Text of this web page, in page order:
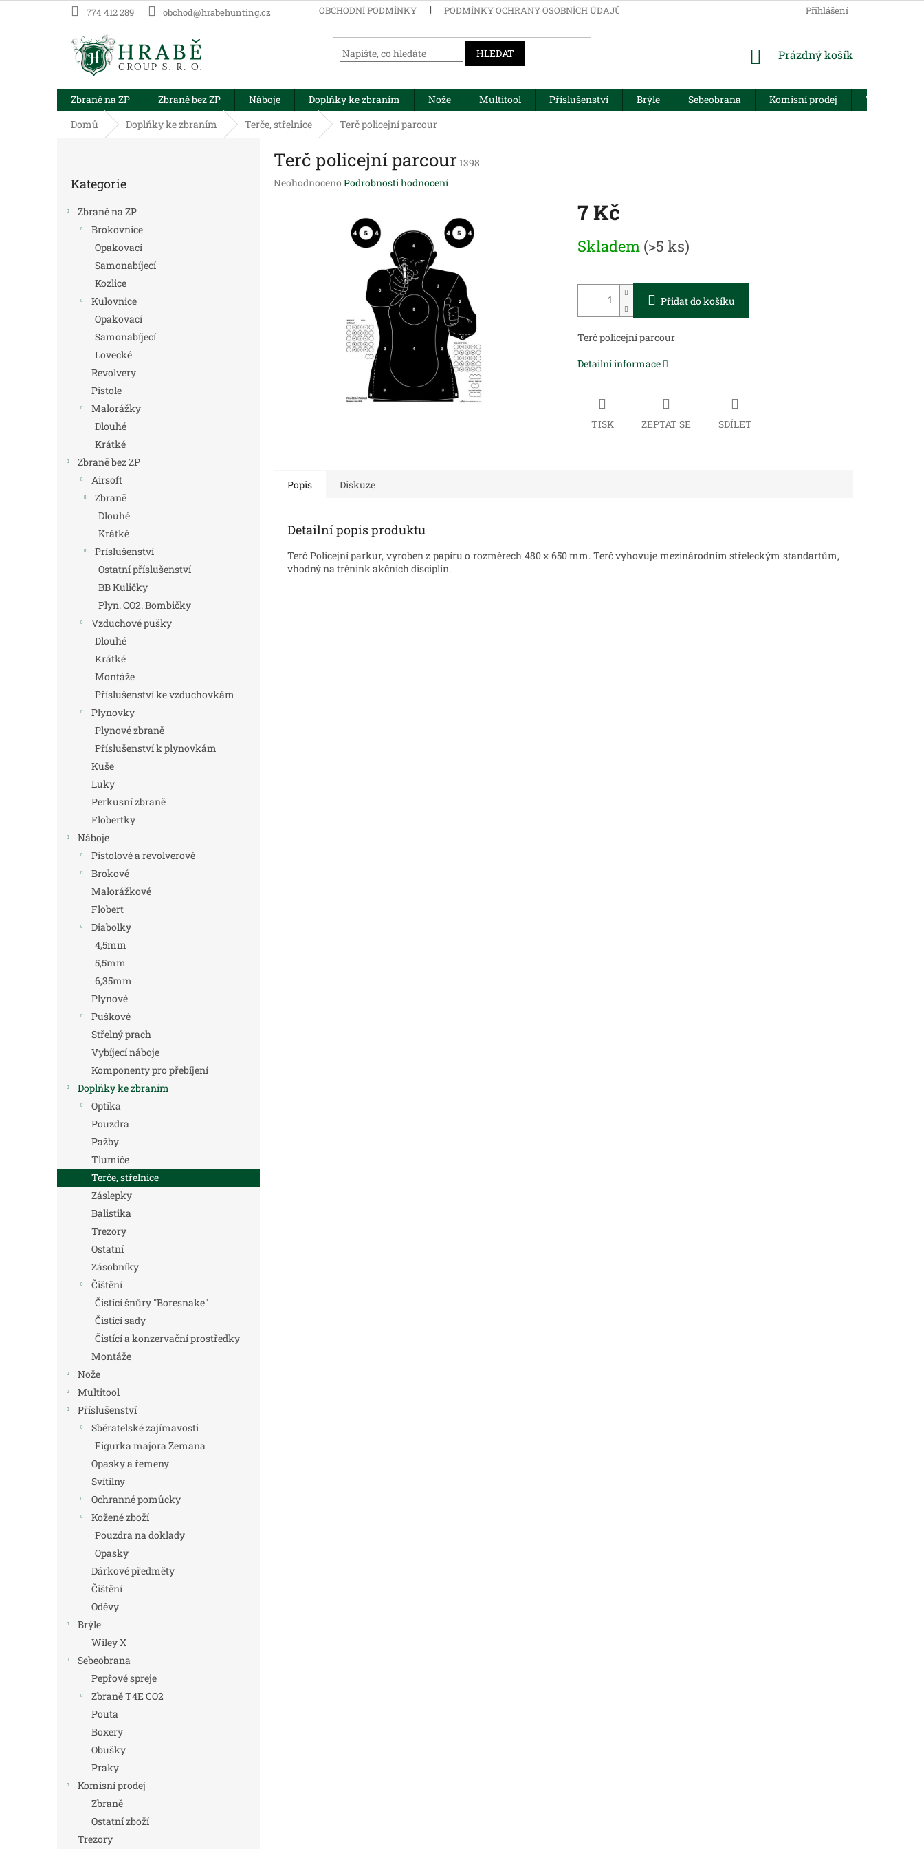
na
774 412 289 obchod@hrabehunting.cz OBCHODNÍ PODMÍNKY PODMÍNKY OCHRANY OSOBNÍCH ÚDAJŮ Přihlášení
HLEDAT
NÁKUPNÍ
Prázdný košík
Zbraně na ZP Zbraně bez ZP Náboje Doplňky ke zbraním Nože Multitool Příslušenství Brýle Sebeobrana Komisní prodej
Trezory
Domů
Doplňky ke zbraním Terče, střelnice Terč policejní parcour
kategorie
Kategorie
Zbraně na ZP
Brokovnice
Opakovací
Samonabíjecí
Kozlice
Kulovnice
Opakovací
Samonabíjecí
Lovecké
Revolvery
Pistole
Malorážky
Dlouhé
Krátké
Zbraně bez ZP
Airsoft
Zbraně
Dlouhé
Krátké
Príslušenství
Ostatní příslušenství
BB Kuličky
Plyn. CO2. Bombičky
Vzduchové pušky
Dlouhé
Krátké
Montáže
Příslušenství ke vzduchovkám
Plynovky
Plynové zbraně
Příslušenství k plynovkám
Kuše
Luky
Perkusní zbraně
Flobertky
Náboje
Pistolové a revolverové
Brokové
Malorážkové
Flobert
Diabolky
4,5mm
5,5mm
6,35mm
Plynové
Puškové
Střelný prach
Vybíjecí náboje
Komponenty pro přebíjení
Doplňky ke zbraním
Optika
Pouzdra
Pažby
Tlumiče
Terče, střelnice
Záslepky
Balistika
Trezory
Ostatní
Zásobníky
Čištění
Čistící šnůry "Boresnake"
Čistící sady
Čistící a konzervační prostředky
Montáže
Nože
Multitool
Příslušenství
Sběratelské zajímavosti
Figurka majora Zemana
Opasky a řemeny
Svítilny
Ochranné pomůcky
Kožené zboží
Pouzdra na doklady
Opasky
Dárkové předměty
Čištění
Oděvy
Brýle
Wiley X
Sebeobrana
Pepřové spreje
Zbraně T4E CO2
Pouta
Boxery
Obušky
Praky
Komisní prodej
Zbraně
Ostatní zboží
Trezory
Terč policejní parcour 1398
Průměrné
Neohodnoceno Podrobnosti hodnocení
7 Kč
cena:
Skladem (>5 ks)
Přidat do košíku
Terč policejní parcour
Detailní informace
TISK ZEPTAT SE SDÍLET
Popis Diskuze
Detailní popis produktu
Terč Policejní parkur, vyroben z papíru o rozměrech 480 x 650 mm. Terč vyhovuje mezinárodním střeleckým standartům,
vhodný na trénink akčních disciplín.